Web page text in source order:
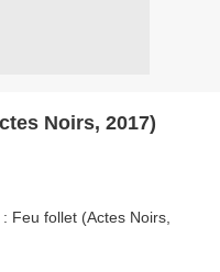
Noirs, 2017)